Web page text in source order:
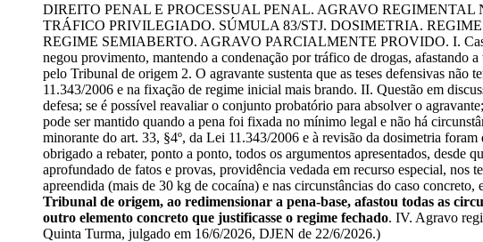
DIREITO PENAL E PROCESSUAL PENAL. AGRAVO
TRÁFICO PRIVILEGIADO. SÚMULA 83/STJ. DOSIMETRIA.
REGIME SEMIABERTO. AGRAVO PARCIALMENTE PROVIDO. I. Caso
negou provimento, mantendo a condenação por tráfico de drogas,
pelo Tribunal de origem 2. O agravante sustenta que as teses defensivas
11.343/2006 e na fixação de regime inicial mais brando. II. Questão em
defesa; se é possível reavaliar o conjunto probatório para absolver o
pode ser mantido quando a pena foi fixada no mínimo legal e não há
minorante do art. 33, §4º, da Lei 11.343/2006 e à revisão da dosimetria
obrigado a rebater, ponto a ponto, todos os argumentos apresentados, desde
aprofundado de fatos e provas, providência vedada em recurso especial,
apreendida (mais de 30 kg de cocaína) e nas circunstâncias do caso
Tribunal de origem, ao redimensionar a pena-base, afastou todas as
outro elemento concreto que justificasse o regime fechado. IV. Agravo
Quinta Turma, julgado em 16/6/2026, DJEN de 22/6/2026.)